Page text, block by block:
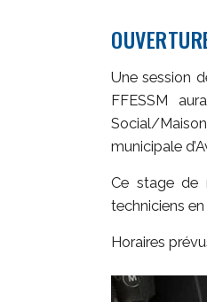
Une session
FFESSM
Social/
municipale
Ce stage de
techniciens
Horaires